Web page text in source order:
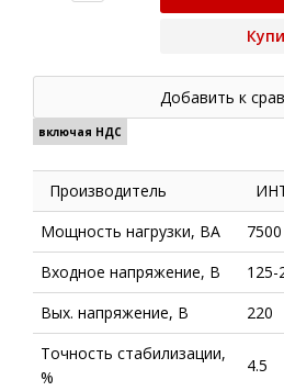
Добавить к
включая НДС
Производитель
Мощность нагрузки, ВА
7500
Входное напряжение, В
125-
Вых. напряжение, В
220
Точность стабилизации,
%
4.5